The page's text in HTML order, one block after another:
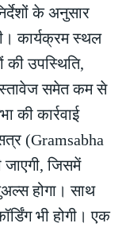
के अनुसार
कार्यक्रम स्थल
की उपस्थिति,
समेत कम से
की कार्रवाई
(Gramsabha
जाएगी, जिसमें
होगा। साथ
भी होगी। एक